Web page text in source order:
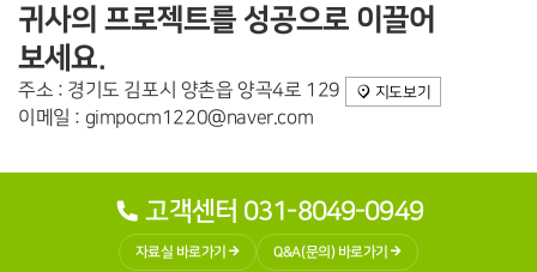
귀사의 프로젝트를 성공으로 이끌어
보세요.
주소 : 경기도 김포시 양촌읍 양곡4로 129 지도보기
이메일 : gimpocm1220@naver.com
고객센터 031-8049-0949
자료실 바로가기 Q&A(문의) 바로가기